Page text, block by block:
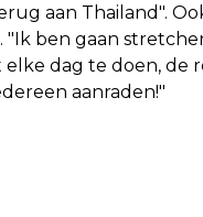
aan Thailand".
"Ik ben gaan
dag te doen, de
aanraden!"